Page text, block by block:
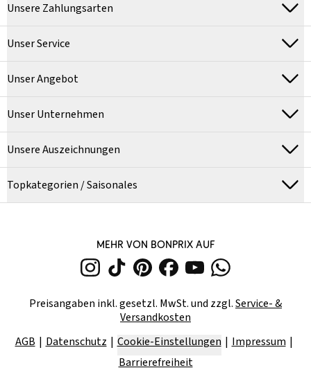
Unsere Zahlungsarten
Unser Service
Unser Angebot
Unser Unternehmen
Unsere Auszeichnungen
Topkategorien / Saisonales
MEHR VON BONPRIX AUF
Preisangaben inkl. gesetzl. MwSt. und zzgl.Service- &
Versandkosten
AGB
Datenschutz Cookie-Einstellungen
Impressum
Barrierefreiheit